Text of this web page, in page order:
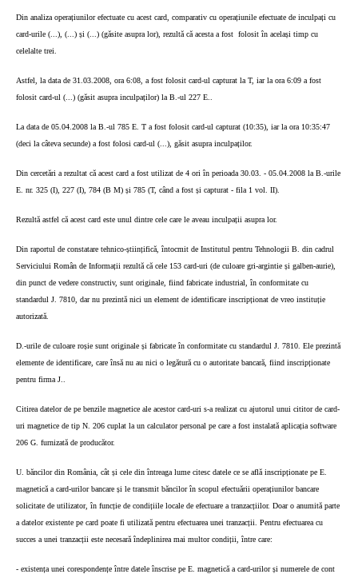
Din analiza operațiunilor efectuate cu acest card, comparativ cu operațiunile efectuate de inculpați cu
card-urile (...), (...) și (...) (găsite asupra lor), rezultă că acesta a fost folosit în același timp cu
celelalte trei.
Astfel, la data de 31.03.2008, ora 6:08, a fost folosit card-ul capturat la T, iar la ora 6:09 a fost
folosit card-ul (...) (găsit asupra inculpaților) la B.-ul 227 E..
La data de 05.04.2008 la B.-ul 785 E. T a fost folosit card-ul capturat (10:35), iar la ora 10:35:47
(deci la câteva secunde) a fost folosi card-ul (...), găsit asupra inculpaților.
Din cercetări a rezultat că acest card a fost utilizat de 4 ori în perioada 30.03. - 05.04.2008 la B.-urile
E. nr. 325 (I), 227 (I), 784 (B M) și 785 (T, când a fost și capturat - fila 1 vol. II).
Rezultă astfel că acest card este unul dintre cele care le aveau inculpații asupra lor.
Din raportul de constatare tehnico-științifică, întocmit de Institutul pentru Tehnologii B. din cadrul
Serviciului Român de Informații rezultă că cele 153 card-uri (de culoare gri-argintie și galben-aurie),
din punct de vedere constructiv, sunt originale, fiind fabricate industrial, în conformitate cu
standardul J. 7810, dar nu prezintă nici un element de identificare inscripționat de vreo instituție
autorizată.
D.-urile de culoare roșie sunt originale și fabricate în conformitate cu standardul J. 7810. Ele prezintă
elemente de identificare, care însă nu au nici o legătură cu o autoritate bancară, fiind inscripționate
pentru firma J..
Citirea datelor de pe benzile magnetice ale acestor card-uri s-a realizat cu ajutorul unui cititor de card-
uri magnetice de tip N. 206 cuplat la un calculator personal pe care a fost instalată aplicația software
206 G. furnizată de producător.
U. băncilor din România, cât și cele din întreaga lume citesc datele ce se află inscripționate pe E.
magnetică a card-urilor bancare și le transmit băncilor în scopul efectuării operațiunilor bancare
solicitate de utilizator, în funcție de condițiile locale de efectuare a tranzacțiilor. Doar o anumită parte
a datelor existente pe card poate fi utilizată pentru efectuarea unei tranzacții. Pentru efectuarea cu
succes a unei tranzacții este necesară îndeplinirea mai multor condiții, între care:
- existența unei corespondențe între datele înscrise pe E. magnetică a card-urilor și numerele de cont